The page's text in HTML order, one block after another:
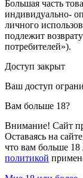
Большая часть
индивидуально-
личного
подлежит
потребителей»).
Доступ закрыт
Ваш доступ
Вам больше 18?
Внимание! Сайт
Оставаясь на
что вам больше 18
политикой